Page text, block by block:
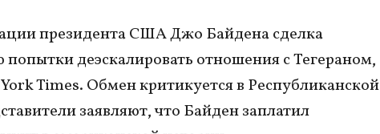
президента США Джо Байдена сделка
попытки деэскалировать отношения с Тегераном,
Times. Обмен критикуется в Республиканской
заявляют, что Байден заплатил